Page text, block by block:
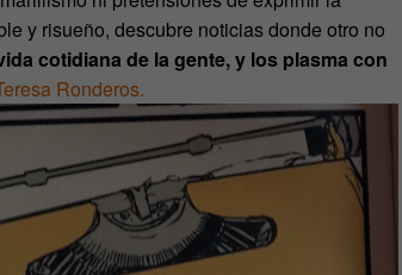
y risueño, descubre noticias donde otro no
cotidiana de la gente, y los plasma con
Ronderos.